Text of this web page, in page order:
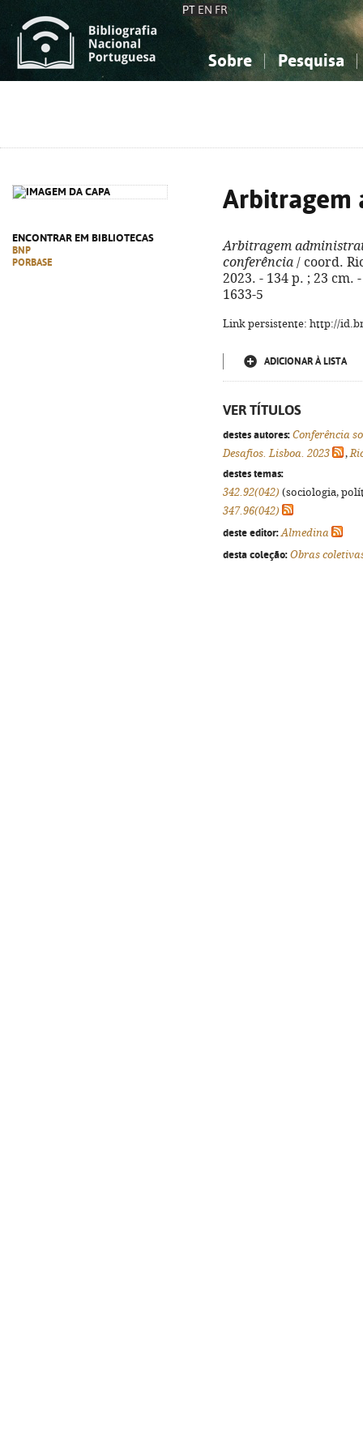
PT EN FR
Sobre Pesquisa
ENCONTRAR EM BIBLIOTECAS
BNP
PORBASE
Arbitragem
Arbitragem
conferência / coord.
2023. - 134 p. ; 23 cm.
1633-5
Link persistente: http://
ADICIONAR À LISTA
VER TÍTULOS
destes autores: Conferência
Desafios. Lisboa. 2023
,
destes temas:
342.92(042) (sociologia,
347.96(042)
deste editor: Almedina
desta coleção: Obras